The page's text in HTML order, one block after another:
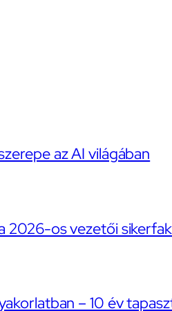
az AI világában
2026-os vezetői
– 10 év